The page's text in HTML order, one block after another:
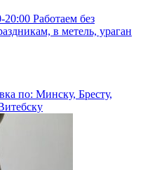
20:00 Работаем без
в метель, ураган
по: Минску, Бресту,